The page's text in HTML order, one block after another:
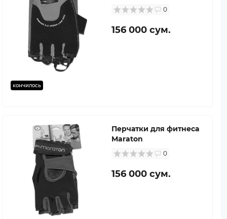
кончилось
0
156 000 сум.
Перчатки для фитнеса
Maraton
0
156 000 сум.